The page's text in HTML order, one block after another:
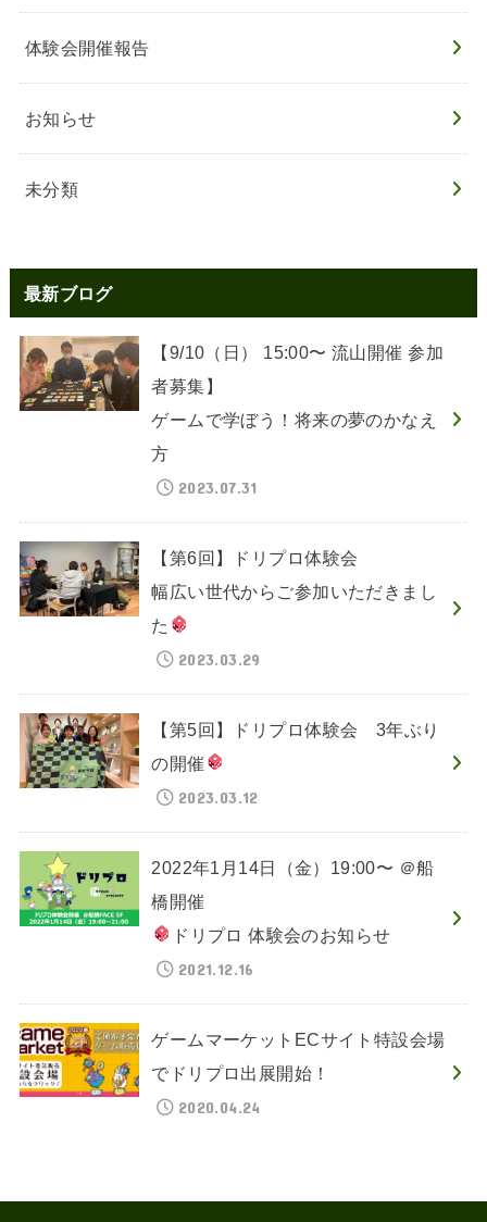
体験会開催報告
お知らせ
未分類
最新ブログ
【9/10（日） 15:00〜 流山開催 参加
者募集】
ゲームで学ぼう！将来の夢のかなえ
方
2023.07.31
【第6回】ドリプロ体験会
幅広い世代からご参加いただきまし
た
2023.03.29
【第5回】ドリプロ体験会 3年ぶり
の開催
2023.03.12
2022年1月14日（金）19:00〜 ＠船
橋開催
ドリプロ 体験会のお知らせ
2021.12.16
ゲームマーケットECサイト特設会場
でドリプロ出展開始！
2020.04.24